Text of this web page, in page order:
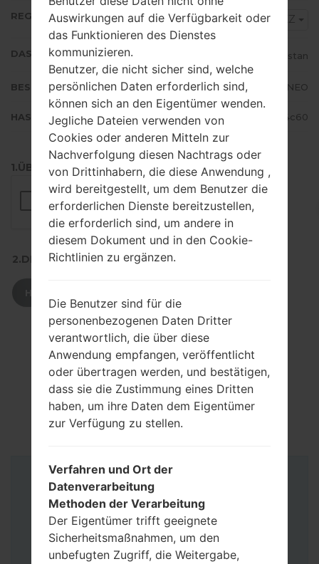
REGION SKZ
DAS LAND Kazakhstan
BESCHREIBUNG Beeline, Kcell, Activ, NEO
HASH 956f90ebe33735c32bac95eb24074c60
1.ÜBERPRÜFEN SIE AUF RECAPTCHA
2.DRÜCKEN SIE ZUM HERUNTERLADEN
Anleitung
Auswirkungen auf die Verfügbarkeit oder
das Funktionieren des Dienstes
kommunizieren.
Benutzer, die nicht sicher sind, welche
persönlichen Daten erforderlich sind,
können sich an den Eigentümer wenden.
Jegliche Dateien verwenden von
Cookies oder anderen Mitteln zur
Nachverfolgung diesen Nachtrags oder
von Drittinhabern, die diese Anwendung ,
wird bereitgestellt, um dem Benutzer die
erforderlichen Dienste bereitzustellen,
die erforderlich sind, um andere in
diesem Dokument und in den Cookie-
Richtlinien zu ergänzen.
Die Benutzer sind für die
personenbezogenen Daten Dritter
verantwortlich, die über diese
Anwendung empfangen, veröffentlicht
oder übertragen werden, und bestätigen,
dass sie die Zustimmung eines Dritten
haben, um ihre Daten dem Eigentümer
zur Verfügung zu stellen.
Verfahren und Ort der
Datenverarbeitung
Methoden der Verarbeitung
Der Eigentümer trifft geeignete
Sicherheitsmaßnahmen, um den
unbefugten Zugriff, die Weitergabe,